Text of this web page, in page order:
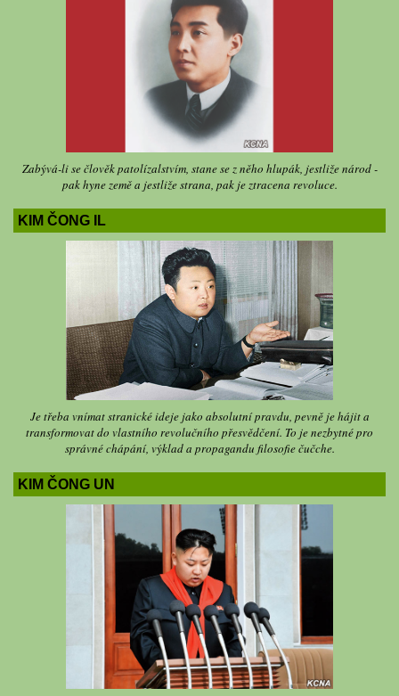
Zabývá-li se člověk patolízalstvím, stane se z něho hlupák, jestliže národ -
pak hyne země a jestliže strana, pak je ztracena revoluce.
KIM ČONG IL
Je třeba vnímat stranické ideje jako absolutní pravdu, pevně je hájit a
transformovat do vlastního revolučního přesvědčení. To je nezbytné pro
správné chápání, výklad a propagandu filosofie čučche.
KIM ČONG UN